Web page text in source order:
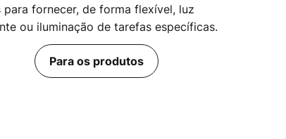
para fornecer, de forma flexível, luz
ou iluminação de tarefas específicas.
Para os produtos